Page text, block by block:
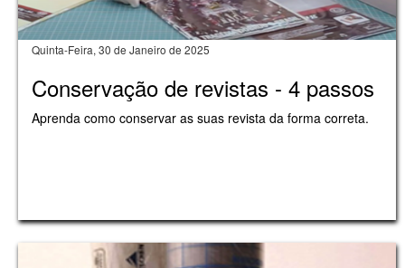
Quinta-Feira, 30 de Janeiro de 2025
Conservação de revistas - 4 passos
Aprenda como conservar as suas revista da forma correta.